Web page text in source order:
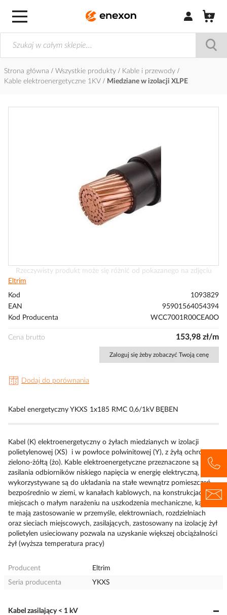
Zaloguj się /
Strona główna Wszystkie produkty
Kable i przewody
Kable elektroenergetyczne 1KV
Miedziane w izolacji XLPE
Przejdź
na
początek
Rzeczywisty produkt może się różnić od pokazanego na zdjęciu
Eltrim
Kod
1093829
EAN
95901564054394
Kod Producenta
WCC7001R00CEA0O
Cena brutto 153,98 zł/m
Zaloguj się żeby zobaczyć Twoją cenę
Dodaj do porównania
Kabel energetyczny YKXS 1x185 RMC 0,6/1kV BĘBEN
Kabel (K) elektroenergetyczny o żyłach miedzianych w izolacji
polietylenowej (XS) i w powłoce polwinitowej (Y), z żyłą ochronną
zielono-żółtą (żo). Kable elektroenergetyczne przeznaczone są do
zasilania odbiorników niskiego napięcia w energię elektryczną,
wykorzystywane są do układania na stałe wewnątrz pomieszczeń,
bezpośrednio w ziemi, w kanałach kablowych, na konstrukcjach, w
miejscach o małym narażeniu na uszkodzenia mechaniczne, kable
te mają zastosowanie w przemyśle, elektrowniach, rozdzielniach
oraz sieciach miejscowych, zasilających, zastosowany na izolację żył
polietylen usieciowany pozwala na uzyskanie większej obciążalności
żył (wyższa temperatura pracy)
Producent
Eltrim
Seria producenta
YKXS
Kabel zasilający < 1 kV